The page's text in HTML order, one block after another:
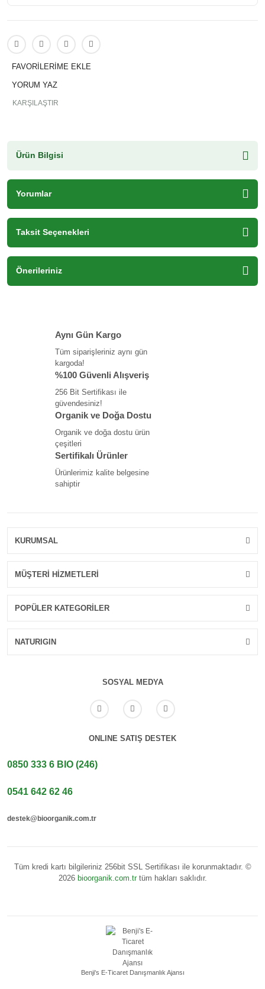
YORUM YAZ
KARŞILAŞTIR
Ürün Bilgisi
Yorumlar
Taksit Seçenekleri
Önerileriniz
Aynı Gün Kargo
Tüm siparişleriniz aynı gün
kargoda!
%100 Güvenli Alışveriş
256 Bit Sertifikası ile
güvendesiniz!
Organik ve Doğa Dostu
Organik ve doğa dostu ürün
çeşitleri
Sertifikalı Ürünler
Ürünlerimiz kalite belgesine
sahiptir
KURUMSAL
MÜŞTERİ HİZMETLERİ
POPÜLER KATEGORİLER
NATURIGIN
SOSYAL MEDYA
ONLINE SATIŞ DESTEK
0850 333 6 BIO (246)
0541 642 62 46
destek@bioorganik.com.tr
Tüm kredi kartı bilgileriniz 256bit SSL Sertifikası ile korunmaktadır. ©
2026 bioorganik.com.trtüm hakları saklıdır.
Benji's E-Ticaret Danışmanlık Ajansı